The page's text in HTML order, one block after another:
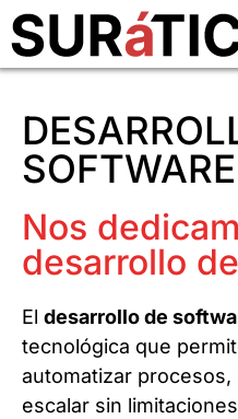
SOFTWARE
Nos
desarrollo
El desarrollo de
tecnológica que
automatizar
escalar sin